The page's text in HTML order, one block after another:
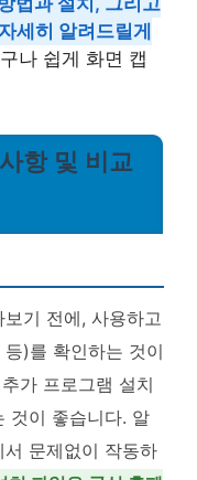
세히 알려드릴게
나 쉽게 화면 캡
항 및 비교
기 전에, 사용하고
)를 확인하는 것이
가 프로그램 설치
것이 좋습니다. 알
문제없이 작동하